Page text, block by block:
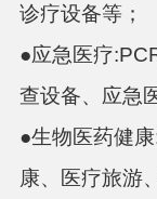
诊疗设备等；
●应急医疗:
查设备、应急
●生物医药健康
康、医疗旅游